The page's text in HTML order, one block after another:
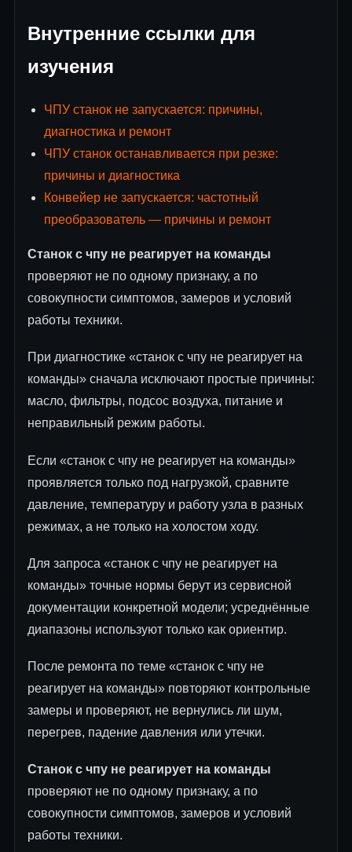
Внутренние ссылки для
изучения
ЧПУ станок не запускается: причины,
диагностика и ремонт
ЧПУ станок останавливается при резке:
причины и диагностика
Конвейер не запускается: частотный
преобразователь — причины и ремонт
Станок с чпу не реагирует на команды
проверяют не по одному признаку, а по
совокупности симптомов, замеров и условий
работы техники.
При диагностике «станок с чпу не реагирует на
команды» сначала исключают простые причины:
масло, фильтры, подсос воздуха, питание и
неправильный режим работы.
Если «станок с чпу не реагирует на команды»
проявляется только под нагрузкой, сравните
давление, температуру и работу узла в разных
режимах, а не только на холостом ходу.
Для запроса «станок с чпу не реагирует на
команды» точные нормы берут из сервисной
документации конкретной модели; усреднённые
диапазоны используют только как ориентир.
После ремонта по теме «станок с чпу не
реагирует на команды» повторяют контрольные
замеры и проверяют, не вернулись ли шум,
перегрев, падение давления или утечки.
Станок с чпу не реагирует на команды
проверяют не по одному признаку, а по
совокупности симптомов, замеров и условий
работы техники.